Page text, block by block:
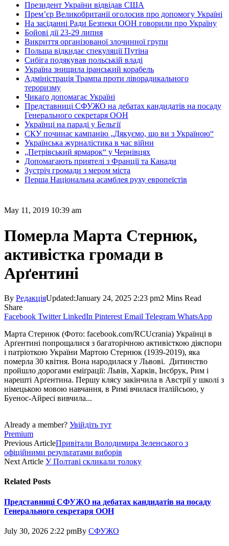
Президент України відвідав США
Прем’єр Великобританії оголосив про допомогу Україні
На засіданні Ради Безпеки ООН говорили про Україну
Бойові дії 23-29 липня
Викриття організованої злочинної групи
Польща відкидає спекуляції Путіна
Сибіга подякував польській владі
Україна знищила іранський корабель
Адміністрація Трампа проти ліворадикального
тероризму
Чикаґо допомагає Україні
Представниці СФУЖО на дебатах кандидатів на посаду
Генерального секретаря ООН
Українці на параді у Бельгії
СКУ починає кампанію „Дякуємо, що ви з Україною“
Українська журналістика в час війни
„Петрівський ярмарок“ у Чернівцях
Допомагають приятелі з Франції та Канади
Зустріч громади з мером міста
Перша Національна асамблея руху европеїстів
May 11, 2019 10:39 am
Померла Марта Стернюк,
активістка громади в
Арґентині
By РедакціяUpdated:January 24, 2025 2:23 pm2 Mins Read
Share
Facebook Twitter LinkedIn Pinterest Email Telegram WhatsApp
Марта Стернюк (Фото: facebook.com/RCUcrania) Українці в
Арґентині попрощалися з багаторічною активісткою діяспори
і патріоткою України Мартою Стернюк (1939-2019), яка
померла 30 квітня. Вона народилася у Львові. Дитинство
пройшло дорогами еміґрації: Львів, Харків, Інсбрук, Рим і
нарешті Арґентина. Першу клясу закінчила в Австрії у школі з
німецькою мовою навчання, в Римі вчилася італійсьою, у
Буенос-Айресі вивчила...
Already a member? Увійдіть тут
Premium
Previous ArticleПривітали Володимира Зеленського з
офіційними результатами виборів
Next Article У Полтаві скликали толоку
Related Posts
Представниці СФУЖО на дебатах кандидатів на посаду
Генерального секретаря ООН
July 30, 2026 2:22 pmBy СФУЖО